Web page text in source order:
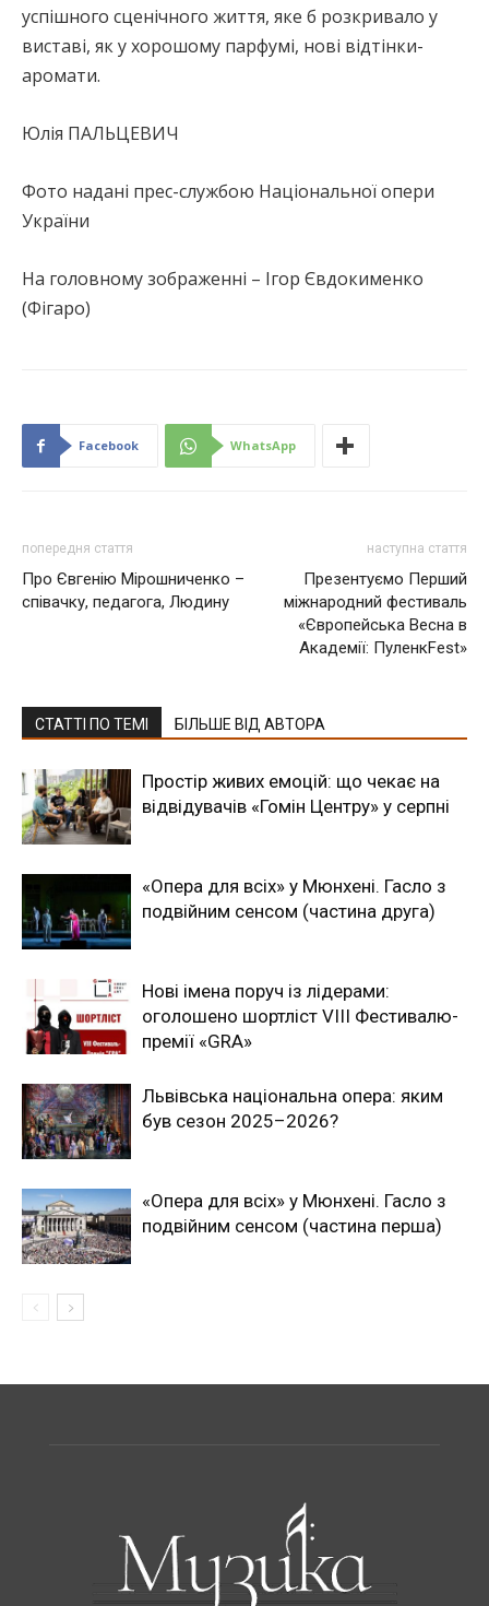
успішного сценічного життя, яке б розкривало у
виставі, як у хорошому парфумі, нові відтінки-
аромати.
Юлія ПАЛЬЦЕВИЧ
Фото надані прес-службою Національної опери
України
На головному зображенні – Ігор Євдокименко
(Фігаро)
Facebook WhatsApp
попередня стаття
Про Євгенію Мірошниченко –
співачку, педагога, Людину
наступна стаття
Презентуємо Перший
міжнародний фестиваль
«Європейська Весна в
Академії: ПуленкFest»
СТАТТІ ПО ТЕМІ БІЛЬШЕ ВІД АВТОРА
Простір живих емоцій: що чекає на
відвідувачів «Гомін Центру» у серпні
«Опера для всіх» у Мюнхені. Гасло з
подвійним сенсом (частина друга)
Нові імена поруч із лідерами:
оголошено шортліст VIII Фестивалю-
премії «GRA»
Львівська національна опера: яким
був сезон 2025–2026?
«Опера для всіх» у Мюнхені. Гасло з
подвійним сенсом (частина перша)